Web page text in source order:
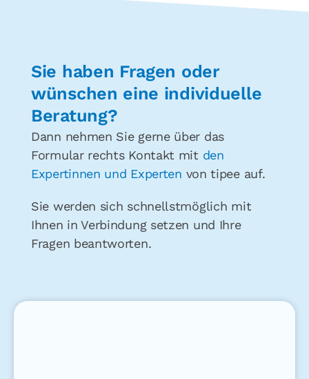
Sie haben Fragen oder
wünschen eine individuelle
Beratung?
Dann nehmen Sie gerne über das
Formular rechts Kontakt mit den
Expertinnen und Experten von tipee auf.
Sie werden sich schnellstmöglich mit
Ihnen in Verbindung setzen und Ihre
Fragen beantworten.